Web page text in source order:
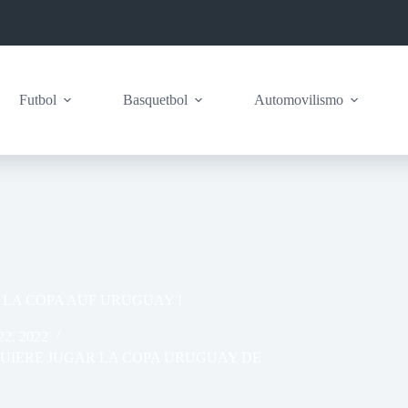
Futbol Basquetbol Automovilismo